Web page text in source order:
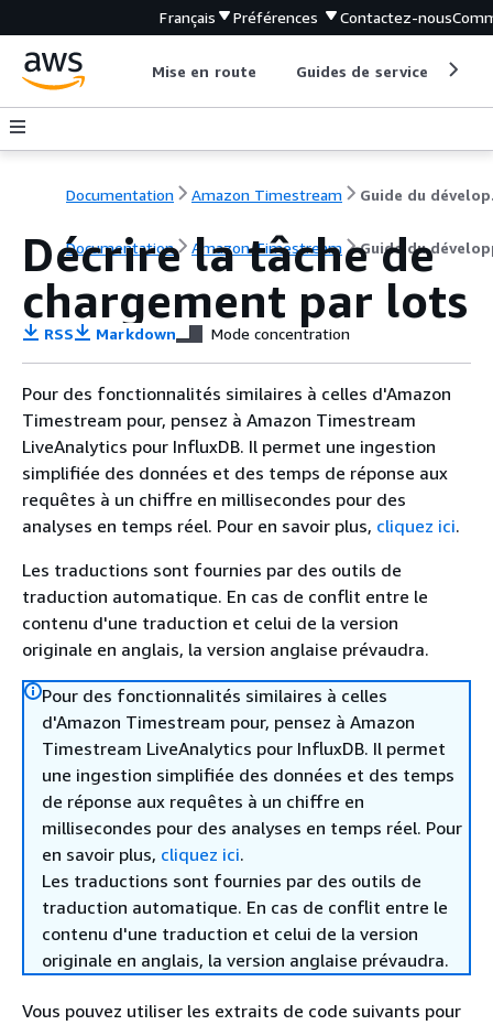
Français Préférences Contactez-nous
Mise en route Guides de service
Documentation Amazon Timestream
Documentation Amazon Timestream Guide du
Décrire la tâche de
chargement par lots
RSS Markdown Mode concentration
Pour des fonctionnalités similaires à celles d'Amazon
Timestream pour, pensez à Amazon Timestream
LiveAnalytics pour InfluxDB. Il permet une ingestion
simplifiée des données et des temps de réponse aux
requêtes à un chiffre en millisecondes pour des
analyses en temps réel. Pour en savoir plus, cliquez ici.
Les traductions sont fournies par des outils de
traduction automatique. En cas de conflit entre le
contenu d'une traduction et celui de la version
originale en anglais, la version anglaise prévaudra.
Pour des fonctionnalités similaires à celles
d'Amazon Timestream pour, pensez à Amazon
Timestream LiveAnalytics pour InfluxDB. Il permet
une ingestion simplifiée des données et des temps
de réponse aux requêtes à un chiffre en
millisecondes pour des analyses en temps réel. Pour
en savoir plus, cliquez ici.
Les traductions sont fournies par des outils de
traduction automatique. En cas de conflit entre le
contenu d'une traduction et celui de la version
originale en anglais, la version anglaise prévaudra.
Vous pouvez utiliser les extraits de code suivants pour